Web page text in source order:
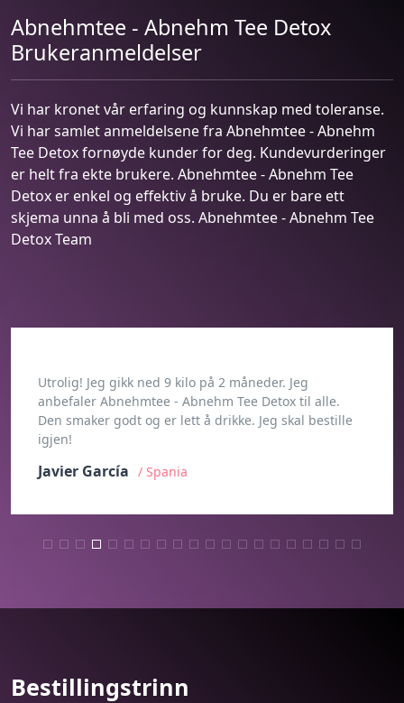
Abnehmtee - Abnehm Tee Detox
Brukeranmeldelser
Vi har kronet vår erfaring og kunnskap med toleranse.
Vi har samlet anmeldelsene fra Abnehmtee - Abnehm
Tee Detox fornøyde kunder for deg. Kundevurderinger
er helt fra ekte brukere. Abnehmtee - Abnehm Tee
Detox er enkel og effektiv å bruke. Du er bare ett
skjema unna å bli med oss. Abnehmtee - Abnehm Tee
Detox Team
Min kone og jeg bruker Abnehmtee - Abnehm Tee
Detox sammen. Jeg gikk ned 6 kilo, og min kone 8.
Den smaker godt og er lett å drikke. Takk til alle
Mehmet Yılmaz
Bestillingstrinn